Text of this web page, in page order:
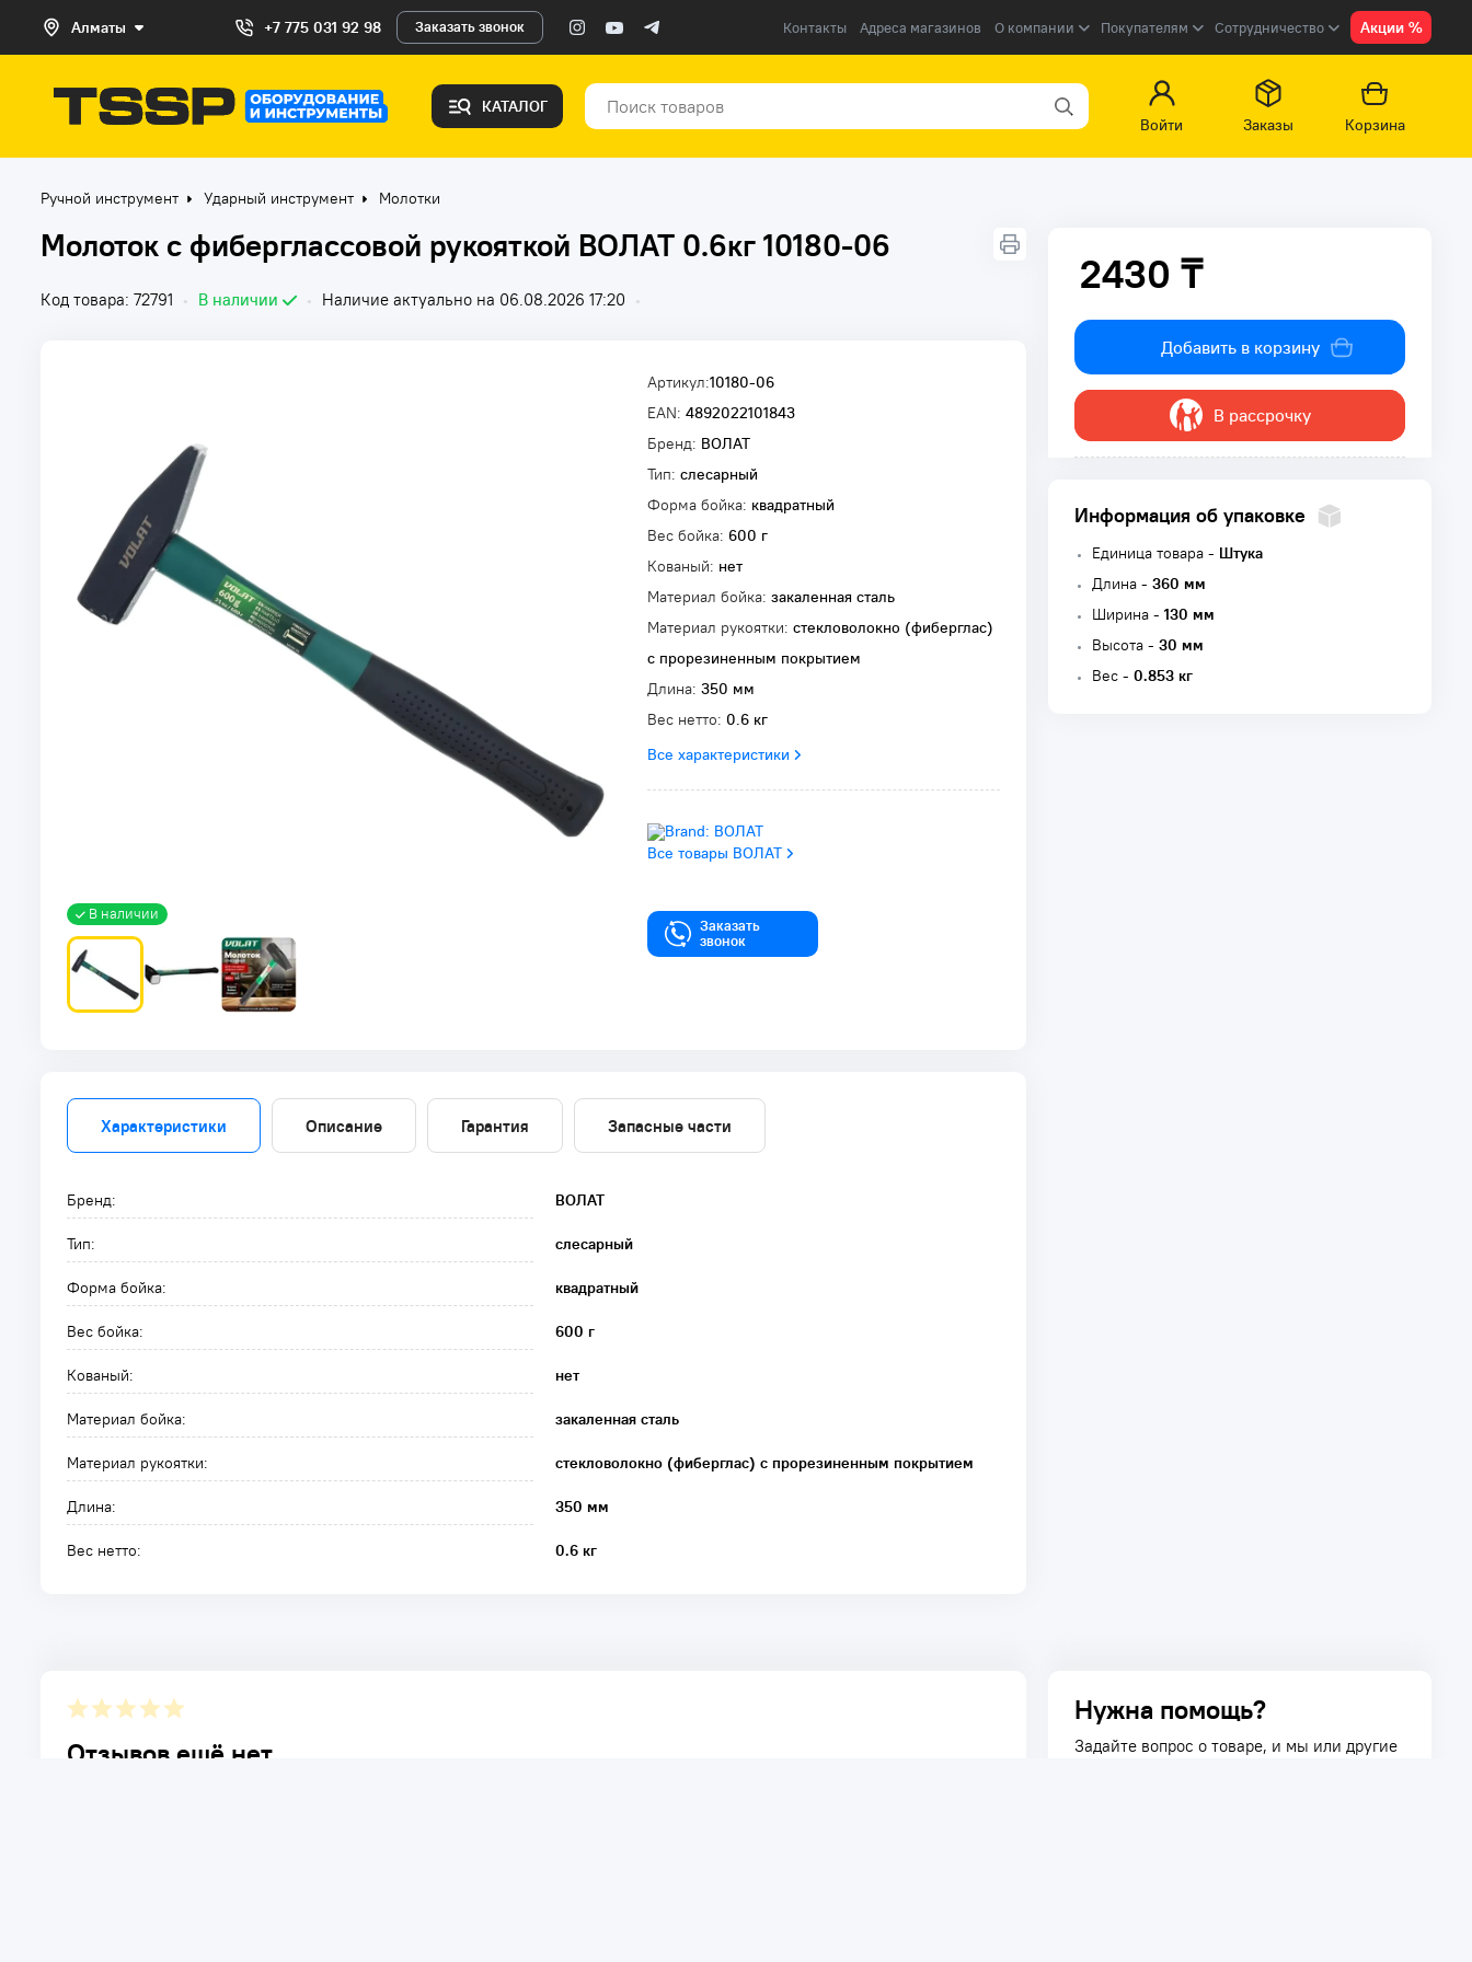
Алматы +7 775 031 92 98 Заказать звонок Контакты Адреса магазинов О компании Покупателям Сотрудничество Акции %
КАТАЛОГ
Войти
Заказы Корзина
Ручной инструмент Ударный инструмент Молотки
Молоток с фиберглассовой рукояткой ВОЛАТ 0.6кг 10180-06
Код товара: 72791 • В наличии • Наличие актуально на 06.08.2026 17:20 •
В наличии
Артикул:10180-06
EAN: 4892022101843
Бренд: ВОЛАТ
Тип: слесарный
Форма бойка: квадратный
Вес бойка: 600 г
Кованый: нет
Материал бойка: закаленная сталь
Материал рукоятки: стекловолокно (фиберглас)
с прорезиненным покрытием
Длина: 350 мм
Вес нетто: 0.6 кг
Все характеристики
Все товары ВОЛАТ
Заказать
звонок
2430 ₸
2430 ₸
Добавить в корзину
В рассрочку
Информация об упаковке
Единица товара - Штука
Длина - 360 мм
Ширина - 130 мм
Высота - 30 мм
Вес - 0.853 кг
Характеристики Описание Гарантия Запасные части
Бренд: ВОЛАТ
Тип: слесарный
Форма бойка: квадратный
Вес бойка: 600 г
Кованый: нет
Материал бойка: закаленная сталь
Материал рукоятки: стекловолокно (фиберглас) с прорезиненным покрытием
Длина: 350 мм
Вес нетто: 0.6 кг
Отзывов ещё нет.
Нужна помощь?
Задайте вопрос о товаре, и мы или другие